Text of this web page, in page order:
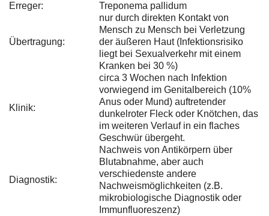
Erreger: Treponema pallidum
Übertragung:
nur durch direkten Kontakt von
Mensch zu Mensch bei Verletzung
der äußeren Haut (Infektionsrisiko
liegt bei Sexualverkehr mit einem
Kranken bei 30 %)
Klinik:
circa 3 Wochen nach Infektion
vorwiegend im Genitalbereich (10%
Anus oder Mund) auftretender
dunkelroter Fleck oder Knötchen, das
im weiteren Verlauf in ein flaches
Geschwür übergeht.
Diagnostik:
Nachweis von Antikörpern über
Blutabnahme, aber auch
verschiedenste andere
Nachweismöglichkeiten (z.B.
mikrobiologische Diagnostik oder
Immunfluoreszenz)